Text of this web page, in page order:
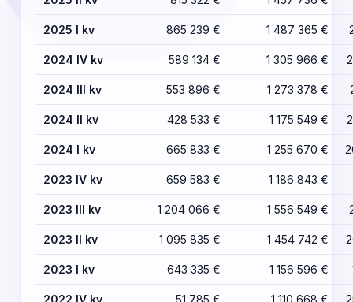
2025 I kv 865 239 € 1 487 365 €
2024 IV kv 589 134 € 1 305 966 €
2024 III kv 553 896 € 1 273 378 €
2024 II kv 428 533 € 1 175 549 €
2024 I kv 665 833 € 1 255 670 €
2023 IV kv 659 583 € 1 186 843 €
2023 III kv 1 204 066 € 1 556 549 €
2023 II kv 1 095 835 € 1 454 742 €
2023 I kv 643 335 € 1 156 596 €
2022 IV kv 51 785 € 1 110 668 €